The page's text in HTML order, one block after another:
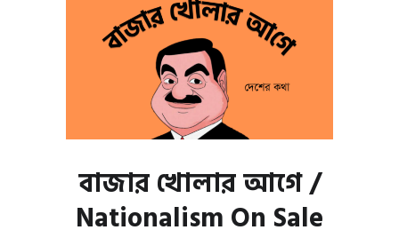
বাজার খোলার আগে /
Nationalism On Sale